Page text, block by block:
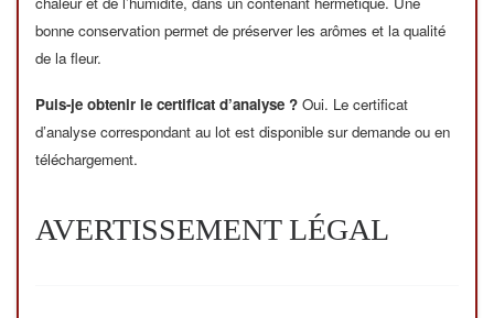
bonne conservation permet de préserver les arômes et la qualité
de la fleur.
Puis-je obtenir le certificat d’analyse ? Oui. Le certificat
d’analyse correspondant au lot est disponible sur demande ou en
téléchargement.
AVERTISSEMENT LÉGAL